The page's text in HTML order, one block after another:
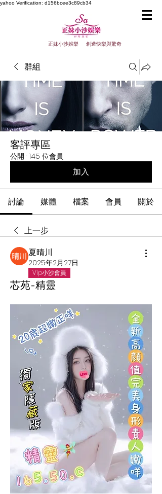
yahoo Verification: d156bcee3c89cb34
正妹小沙娛樂 創造快樂與驚奇
群組
客評專區
公開 · 145 位會員
加入
討論 媒體 檔案 會員 關於
上一步
夏晴川
2025年2月27日
Vip小沙會員
芯苑-精靈